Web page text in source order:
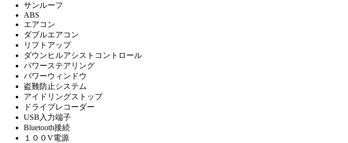
サンルーフ
ABS
エアコン
ダブルエアコン
リフトアップ
ダウンヒルアシストコントロール
パワーステアリング
パワーウィンドウ
盗難防止システム
アイドリングストップ
ドライブレコーダー
USB入力端子
Bluetooth接続
１００V電源